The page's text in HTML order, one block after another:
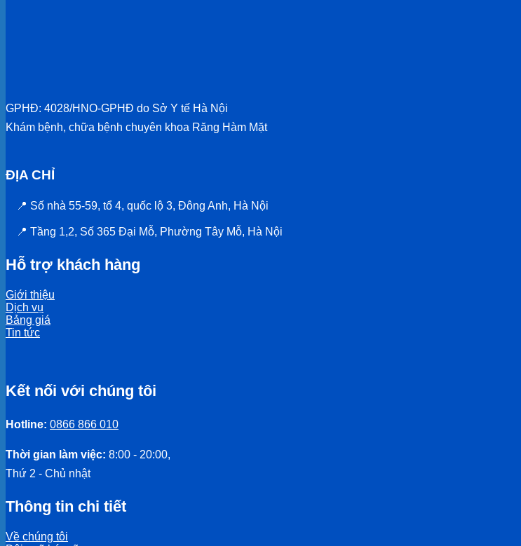
GPHĐ: 4028/HNO-GPHĐ do Sở Y tế Hà Nội
Khám bệnh, chữa bệnh chuyên khoa Răng Hàm Mặt
ĐỊA CHỈ
📍 Số nhà 55-59, tổ 4, quốc lộ 3, Đông Anh, Hà Nội
📍 Tầng 1,2, Số 365 Đại Mỗ, Phường Tây Mỗ, Hà Nội
Hỗ trợ khách hàng
Giới thiệu
Dịch vụ
Bảng giá
Tin tức
Kết nối với chúng tôi
Hotline: 0866 866 010
Thời gian làm việc: 8:00 - 20:00,
Thứ 2 - Chủ nhật
Thông tin chi tiết
Về chúng tôi